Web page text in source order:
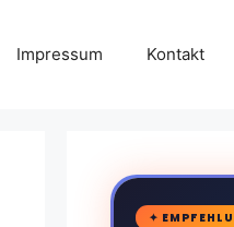
Impressum Kontakt
✦